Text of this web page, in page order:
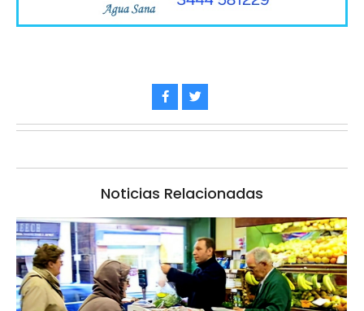
Noticias Relacionadas